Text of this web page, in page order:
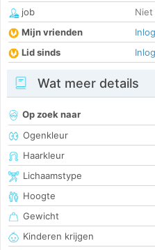
job
Mijn vrienden
Lid sinds
Wat meer details
Op zoek naar
Ogenkleur
Haarkleur
Lichaamstype
Hoogte
Gewicht
Kinderen krijgen